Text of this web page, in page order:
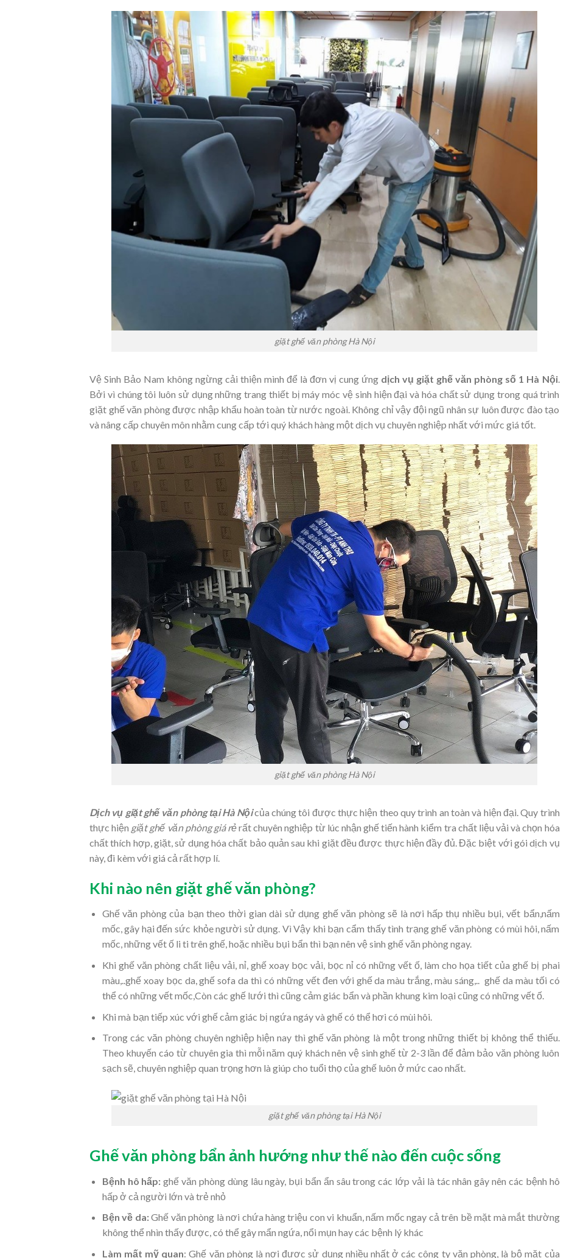
giặt ghế văn phòng Hà Nội
Vệ Sinh Bảo Nam không ngừng cải thiện mình để là đơn vị cung ứng dịch vụ giặt ghế văn phòng số 1 Hà Nội.
Bởi vì chúng tôi luôn sử dụng những trang thiết bị máy móc vệ sinh hiện đại và hóa chất sử dụng trong quá trình
giặt ghế văn phòng được nhập khẩu hoàn toàn từ nước ngoài. Không chỉ vậy đội ngũ nhân sự luôn được đào tạo
và nâng cấp chuyên môn nhằm cung cấp tới quý khách hàng một dịch vụ chuyên nghiệp nhất với mức giá tốt.
giặt ghế văn phòng Hà Nội
Dịch vụ giặt ghế văn phòng tại Hà Nộicủa chúng tôi được thực hiện theo quy trình an toàn và hiện đại. Quy trình
thực hiện giặt ghế văn phòng giá rẻrất chuyên nghiệp từ lúc nhận ghế tiến hành kiểm tra chất liệu vải và chọn hóa
chất thích hợp, giặt, sử dụng hóa chất bảo quản sau khi giặt đều được thực hiện đầy đủ. Đặc biệt với gói dịch vụ
này, đi kèm với giá cả rất hợp lí.
Khi nào nên giặt ghế văn phòng?
Ghế văn phòng của bạn theo thời gian dài sử dụng ghế văn phòng sẽ là nơi hấp thụ nhiều bụi, vết bẩn,nấm
mốc, gây hại đến sức khỏe người sử dụng. Vì Vậy khi bạn cẩm thấy tình trạng ghế văn phòng có mùi hôi, nấm
mốc, những vết ố li ti trên ghế, hoặc nhiều bụi bẩn thì bạn nên vệ sinh ghế văn phòng ngay.
Khi ghế văn phòng chất liệu vải, nỉ, ghế xoay bọc vải, bọc nỉ có những vết ố, làm cho họa tiết của ghế bị phai
màu,..ghế xoay bọc da, ghế sofa da thì có những vết đen với ghế da màu trắng, màu sáng,.. ghế da màu tối có
thể có những vết mốc,Còn các ghế lưới thì cũng cảm giác bẩn và phần khung kim loại cũng có những vết ố.
Khi mà bạn tiếp xúc với ghế cảm giác bị ngứa ngáy và ghế có thể hơi có mùi hôi.
Trong các văn phòng chuyên nghiệp hiện nay thì ghế văn phòng là một trong những thiết bị không thể thiếu.
Theo khuyến cáo từ chuyên gia thì mỗi năm quý khách nên vệ sinh ghế từ 2-3 lần để đảm bảo văn phòng luôn
sạch sẽ, chuyên nghiệp quan trọng hơn là giúp cho tuổi thọ của ghế luôn ở mức cao nhất.
giặt ghế văn phòng tại Hà Nội
Ghế văn phòng bẩn ảnh hướng như thế nào đến cuộc sống
Bệnh hô hấp: ghế văn phòng dùng lâu ngày, bụi bẩn ẩn sâu trong các lớp vải là tác nhân gây nên các bệnh hô
hấp ở cả người lớn và trẻ nhỏ
Bện về da:Ghế văn phòng là nơi chứa hàng triệu con vi khuẩn, nấm mốc ngay cả trên bề mặt mà mắt thường
không thể nhìn thấy được, có thể gây mẩn ngứa, nổi mụn hay các bệnh lý khác
Làm mất mỹ quan: Ghế văn phòng là nơi được sử dụng nhiều nhất ở các công ty văn phòng, là bộ mặt của